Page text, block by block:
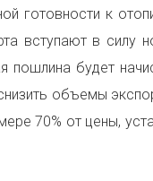
готовности к
вступают в силу
будет
объемы
70% от цены,